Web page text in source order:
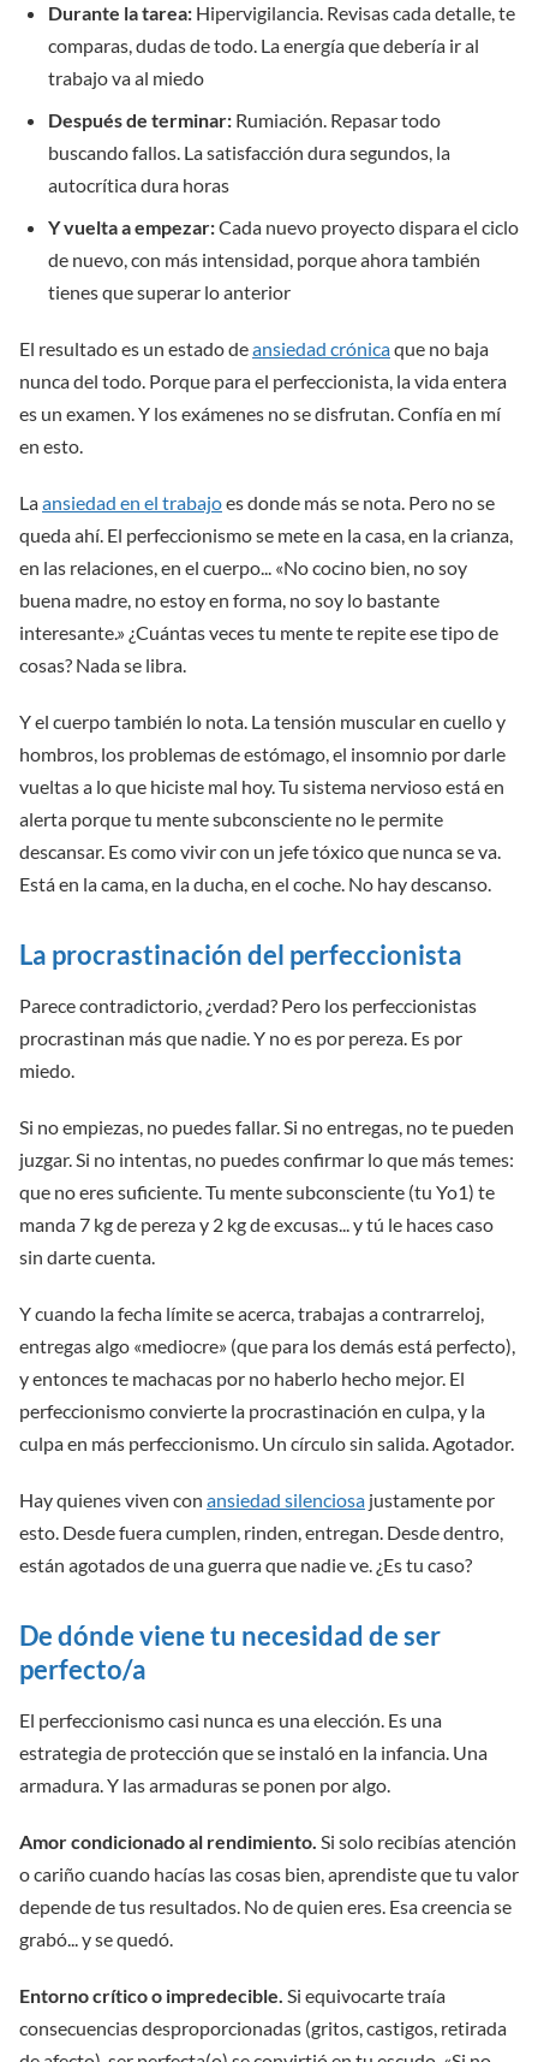
Durante la tarea: Hipervigilancia. Revisas cada detalle, te
comparas, dudas de todo. La energía que debería ir al
trabajo va al miedo
Después de terminar: Rumiación. Repasar todo
buscando fallos. La satisfacción dura segundos, la
autocrítica dura horas
Y vuelta a empezar:Cada nuevo proyecto dispara el ciclo
de nuevo, con más intensidad, porque ahora también
tienes que superar lo anterior
El resultado es un estado deansiedad crónicaque no baja
nunca del todo. Porque para el perfeccionista, la vida entera
es un examen. Y los exámenes no se disfrutan. Confía en mí
en esto.
Laansiedad en el trabajoes donde más se nota. Pero no se
queda ahí. El perfeccionismo se mete en la casa, en la crianza,
en las relaciones, en el cuerpo... «No cocino bien, no soy
buena madre, no estoy en forma, no soy lo bastante
interesante.» ¿Cuántas veces tu mente te repite ese tipo de
cosas? Nada se libra.
Y el cuerpo también lo nota. La tensión muscular en cuello y
hombros, los problemas de estómago, el insomnio por darle
vueltas a lo que hiciste mal hoy. Tu sistema nervioso está en
alerta porque tu mente subconsciente no le permite
descansar. Es como vivir con un jefe tóxico que nunca se va.
Está en la cama, en la ducha, en el coche. No hay descanso.
La procrastinación del perfeccionista
Parece contradictorio, ¿verdad? Pero los perfeccionistas
procrastinan más que nadie. Y no es por pereza. Es por
miedo.
Si no empiezas, no puedes fallar. Si no entregas, no te pueden
juzgar. Si no intentas, no puedes confirmar lo que más temes:
que no eres suficiente. Tu mente subconsciente (tu Yo1) te
manda 7 kg de pereza y 2 kg de excusas... y tú le haces caso
sin darte cuenta.
Y cuando la fecha límite se acerca, trabajas a contrarreloj,
entregas algo «mediocre» (que para los demás está perfecto),
y entonces te machacas por no haberlo hecho mejor. El
perfeccionismo convierte la procrastinación en culpa, y la
culpa en más perfeccionismo. Un círculo sin salida. Agotador.
Hay quienes viven con ansiedad silenciosa justamente por
esto. Desde fuera cumplen, rinden, entregan. Desde dentro,
están agotados de una guerra que nadie ve. ¿Es tu caso?
De dónde viene tu necesidad de ser
perfecto/a
El perfeccionismo casi nunca es una elección. Es una
estrategia de protección que se instaló en la infancia. Una
armadura. Y las armaduras se ponen por algo.
Amor condicionado al rendimiento. Si solo recibías atención
o cariño cuando hacías las cosas bien, aprendiste que tu valor
depende de tus resultados. No de quien eres. Esa creencia se
grabó... y se quedó.
Entorno crítico o impredecible. Si equivocarte traía
consecuencias desproporcionadas (gritos, castigos, retirada